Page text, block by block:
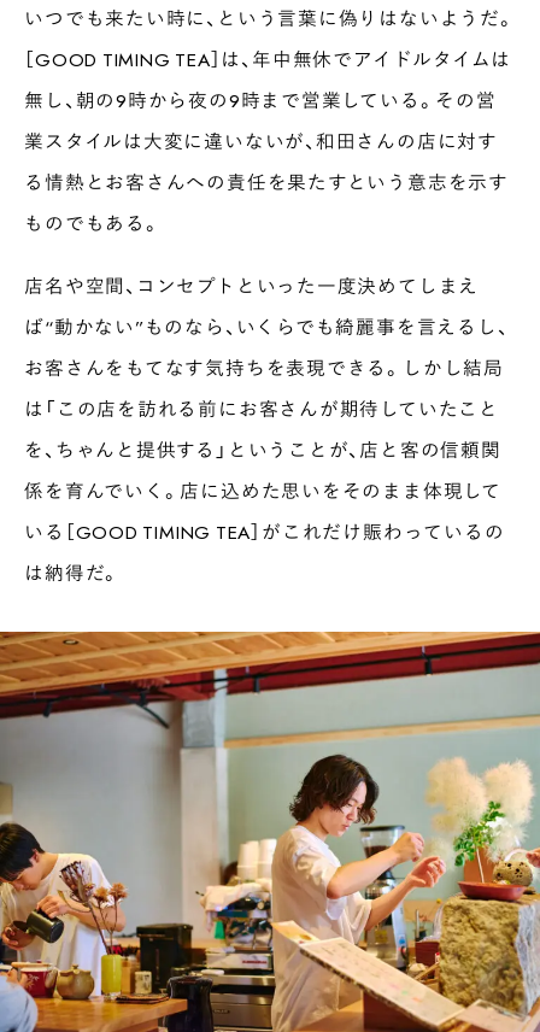
PAUSE & INSPIRE
ファーストプレイスで、お茶を
COLOURS BY CHAGOCORO
いつでも来たい時に、という言葉に偽りはないようだ。
［GOOD TIMING TEA］は、年中無休でアイドルタイムは
無し、朝の9時から夜の9時まで営業している。その営
業スタイルは大変に違いないが、和田さんの店に対す
る情熱とお客さんへの責任を果たすという意志を示す
ものでもある。
店名や空間、コンセプトといった一度決めてしまえ
ば“動かない”ものなら、いくらでも綺麗事を言えるし、
お客さんをもてなす気持ちを表現できる。しかし結局
は「この店を訪れる前にお客さんが期待していたこと
を、ちゃんと提供する」ということが、店と客の信頼関
係を育んでいく。店に込めた思いをそのまま体現して
いる［GOOD TIMING TEA］がこれだけ賑わっているの
は納得だ。